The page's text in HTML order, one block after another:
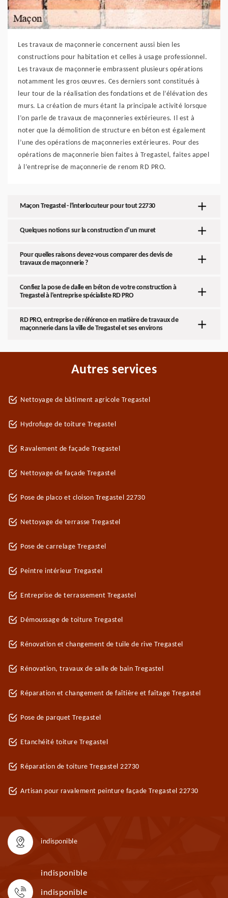
Les travaux de maçonnerie concernent aussi bien les
constructions pour habitation et celles à usage professionnel.
Les travaux de maçonnerie embrassent plusieurs opérations
notamment les gros œuvres. Ces derniers sont constitués à
leur tour de la réalisation des fondations et de l’élévation des
murs. La création de murs étant la principale activité lorsque
l’on parle de travaux de maçonneries extérieures. Il est à
noter que la démolition de structure en béton est également
l’une des opérations de maçonneries extérieures. Pour des
opérations de maçonnerie bien faites à Tregastel, faites appel
à l’entreprise de maçonnerie de renom RD PRO.
Maçon Tregastel - l'interlocuteur pour tout 22730
Quelques notions sur la construction d’un muret
Pour quelles raisons devez-vous comparer des devis de
travaux de maçonnerie ?
Confiez la pose de dalle en béton de votre construction à
Tregastel à l’entreprise spécialiste RD PRO
RD PRO, entreprise de référence en matière de travaux de
maçonnerie dans la ville de Tregastel et ses environs
Autres services
Nettoyage de bâtiment agricole Tregastel
Hydrofuge de toiture Tregastel
Ravalement de façade Tregastel
Nettoyage de façade Tregastel
Pose de placo et cloison Tregastel 22730
Nettoyage de terrasse Tregastel
Pose de carrelage Tregastel
Peintre intérieur Tregastel
Entreprise de terrassement Tregastel
Démoussage de toiture Tregastel
Rénovation et changement de tuile de rive Tregastel
Rénovation, travaux de salle de bain Tregastel
Réparation et changement de faîtière et faîtage Tregastel
Pose de parquet Tregastel
Etanchéité toiture Tregastel
Réparation de toiture Tregastel 22730
Artisan pour ravalement peinture façade Tregastel 22730
indisponible
indisponible
indisponible